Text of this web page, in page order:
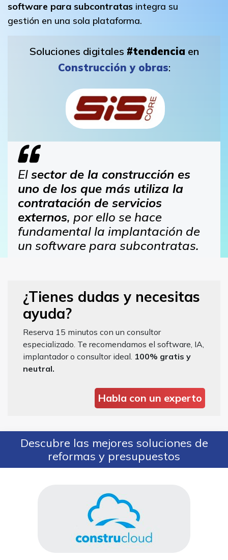
software para subcontratas integra su
gestión en una sola plataforma.
Soluciones digitales #tendenciaen
Construcción y obras:
El sector de la construcción es
uno de los que más utiliza la
contratación de servicios
externos, por ello se hace
fundamental la implantación de
un software para subcontratas.
¿Tienes dudas y necesitas
ayuda?
Reserva 15 minutos con un consultor
especializado. Te recomendamos el software, IA,
implantador o consultor ideal. 100% gratis y
neutral.
Habla con un experto
Descubre las mejores soluciones de
reformas y presupuestos